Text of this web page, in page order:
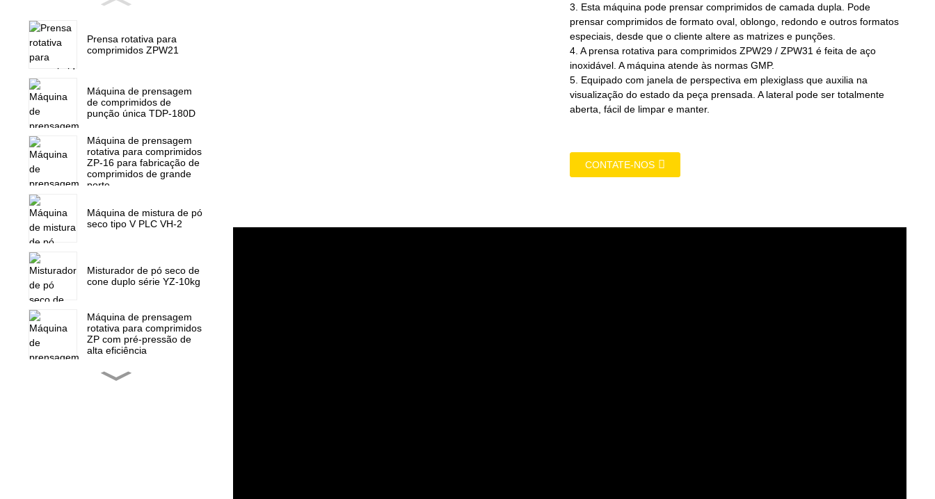
Prensa rotativa para
comprimidos ZPW21
Máquina de prensagem
de comprimidos de
punção única TDP-180D
Máquina de prensagem
rotativa para comprimidos
ZP-16 para fabricação de
comprimidos de grande
porte
Máquina de mistura de pó
seco tipo V PLC VH-2
Misturador de pó seco de
cone duplo série YZ-10kg
Máquina de prensagem
rotativa para comprimidos
ZP com pré-pressão de
alta eficiência
Máquina de prensagem
3. Esta máquina pode prensar comprimidos de camada dupla. Pode
prensar comprimidos de formato oval, oblongo, redondo e outros formatos
especiais, desde que o cliente altere as matrizes e punções.
4. A prensa rotativa para comprimidos ZPW29 / ZPW31 é feita de aço
inoxidável. A máquina atende às normas GMP.
5. Equipado com janela de perspectiva em plexiglass que auxilia na
visualização do estado da peça prensada. A lateral pode ser totalmente
aberta, fácil de limpar e manter.
CONTATE-NOS